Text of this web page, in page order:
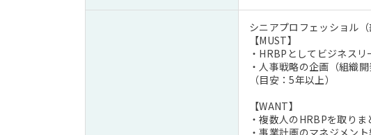
シニアプロフェッショル
【MUST】
・HRBPとしてビジネス
・人事戦略の企画（組織
（目安：5年以上）
【WANT】
・複数人のHRBPを取り
・事業計画のマネジメン